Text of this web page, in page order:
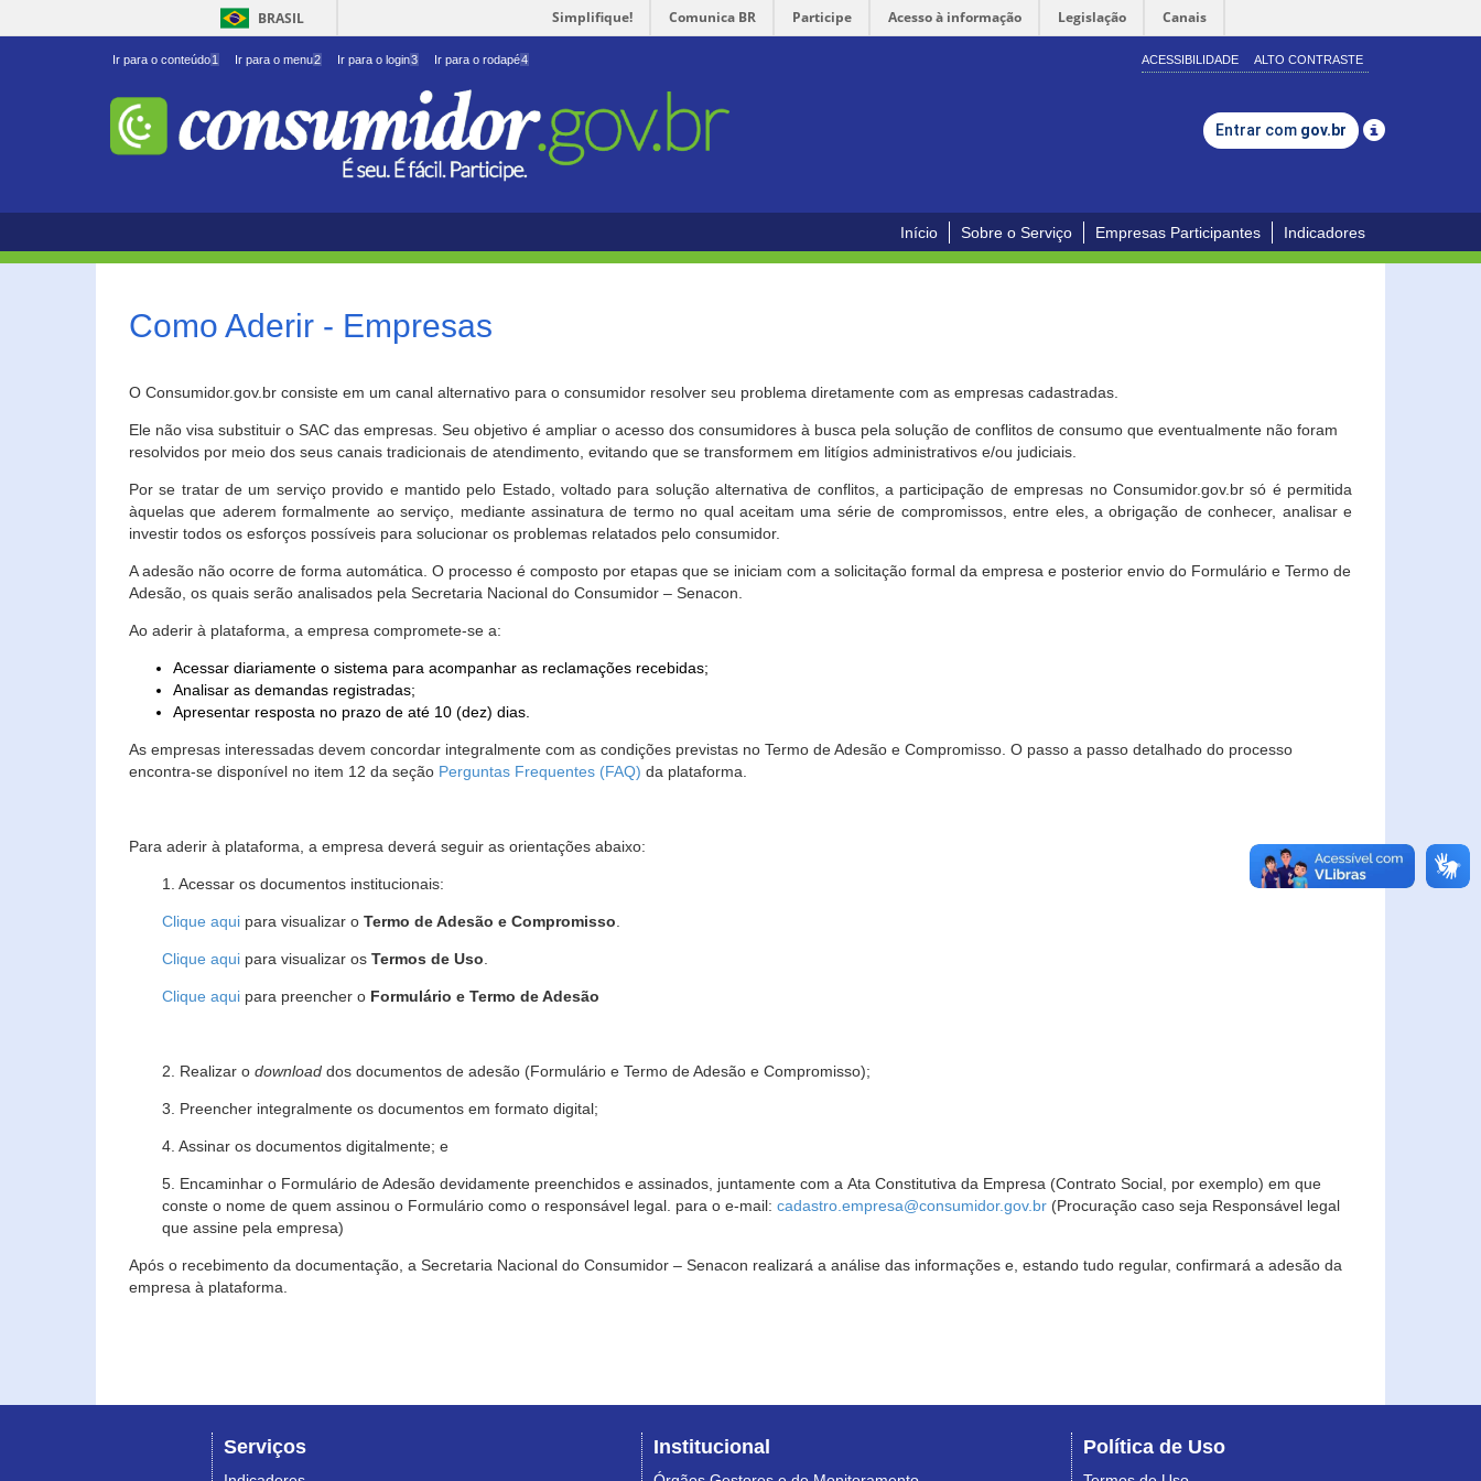
BRASIL Simplifique! Comunica BR Participe Acesso à informação Legislação Canais
Ir para o conteúdo1 Ir para o menu2 Ir para o login3 Ir para o rodapé4 ACESSIBILIDADE ALTO CONTRASTE
Entrar com gov.br
Início Sobre o Serviço Empresas Participantes Indicadores
Como Aderir - Empresas
O Consumidor.gov.br consiste em um canal alternativo para o consumidor resolver seu problema diretamente com as empresas cadastradas.
Ele não visa substituir o SAC das empresas. Seu objetivo é ampliar o acesso dos consumidores à busca pela solução de conflitos de consumo que eventualmente não foram
resolvidos por meio dos seus canais tradicionais de atendimento, evitando que se transformem em litígios administrativos e/ou judiciais.
Por se tratar de um serviço provido e mantido pelo Estado, voltado para solução alternativa de conflitos, a participação de empresas no Consumidor.gov.br só é permitida
àquelas que aderem formalmente ao serviço, mediante assinatura de termo no qual aceitam uma série de compromissos, entre eles, a obrigação de conhecer, analisar e
investir todos os esforços possíveis para solucionar os problemas relatados pelo consumidor.
A adesão não ocorre de forma automática. O processo é composto por etapas que se iniciam com a solicitação formal da empresa e posterior envio do Formulário e Termo de
Adesão, os quais serão analisados pela Secretaria Nacional do Consumidor – Senacon.
Ao aderir à plataforma, a empresa compromete-se a:
Acessar diariamente o sistema para acompanhar as reclamações recebidas;
Analisar as demandas registradas;
Apresentar resposta no prazo de até 10 (dez) dias.
As empresas interessadas devem concordar integralmente com as condições previstas no Termo de Adesão e Compromisso. O passo a passo detalhado do processo
encontra-se disponível no item 12 da seção Perguntas Frequentes (FAQ) da plataforma.
Para aderir à plataforma, a empresa deverá seguir as orientações abaixo:
1. Acessar os documentos institucionais:
Clique aqui para visualizar o Termo de Adesão e Compromisso
Clique aqui para visualizar os Termos de Uso
Clique aqui para preencher o Formulário e Termo de Adesão
2. Realizar o download dos documentos de adesão (Formulário e Termo de Adesão e Compromisso);
3. Preencher integralmente os documentos em formato digital;
4. Assinar os documentos digitalmente; e
5. Encaminhar o Formulário de Adesão devidamente preenchidos e assinados, juntamente com a Ata Constitutiva da Empresa (Contrato Social, por exemplo) em que
conste o nome de quem assinou o Formulário como o responsável legal. para o e-mail: cadastro.empresa@consumidor.gov.br (Procuração caso seja Responsável legal
que assine pela empresa)
Após o recebimento da documentação, a Secretaria Nacional do Consumidor – Senacon realizará a análise das informações e, estando tudo regular, confirmará a adesão da
empresa à plataforma.
Serviços Institucional Política de Uso